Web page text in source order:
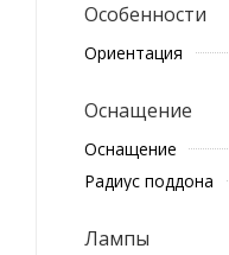
Особенности
Ориентация
Оснащение
Оснащение
Радиус поддона
Лампы